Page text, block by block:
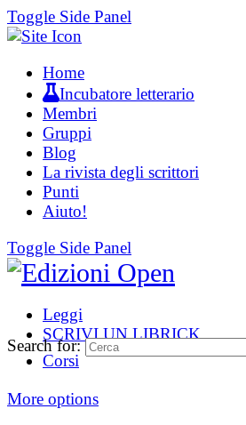
Toggle Side Panel
Home
Incubatore letterario
Membri
Gruppi
Blog
La rivista degli scrittori
Punti
Aiuto!
Toggle Side Panel
Leggi
SCRIVI UN LIBRICK
Corsi
More options
Search for: